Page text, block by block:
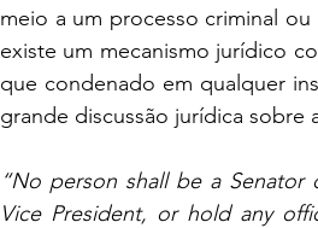
meio a um processo criminal
existe um mecanismo jurídico
que condenado em qualquer
grande discussão jurídica sobre
“No person shall be a
Vice President, or hold any